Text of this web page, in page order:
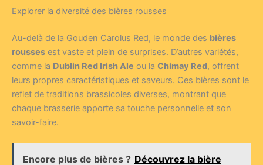
Explorer la diversité des bières rousses
Au-delà de la Gouden Carolus Red, le monde des bières
rousses est vaste et plein de surprises. D’autres variétés,
comme la Dublin Red Irish Ale ou la Chimay Red, offrent
leurs propres caractéristiques et saveurs. Ces bières sont le
reflet de traditions brassicoles diverses, montrant que
chaque brasserie apporte sa touche personnelle et son
savoir-faire.
Encore plus de bières ? Découvrez la bière